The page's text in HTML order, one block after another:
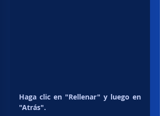
Haga clic en "Rellenar" y luego en
"Atrás".